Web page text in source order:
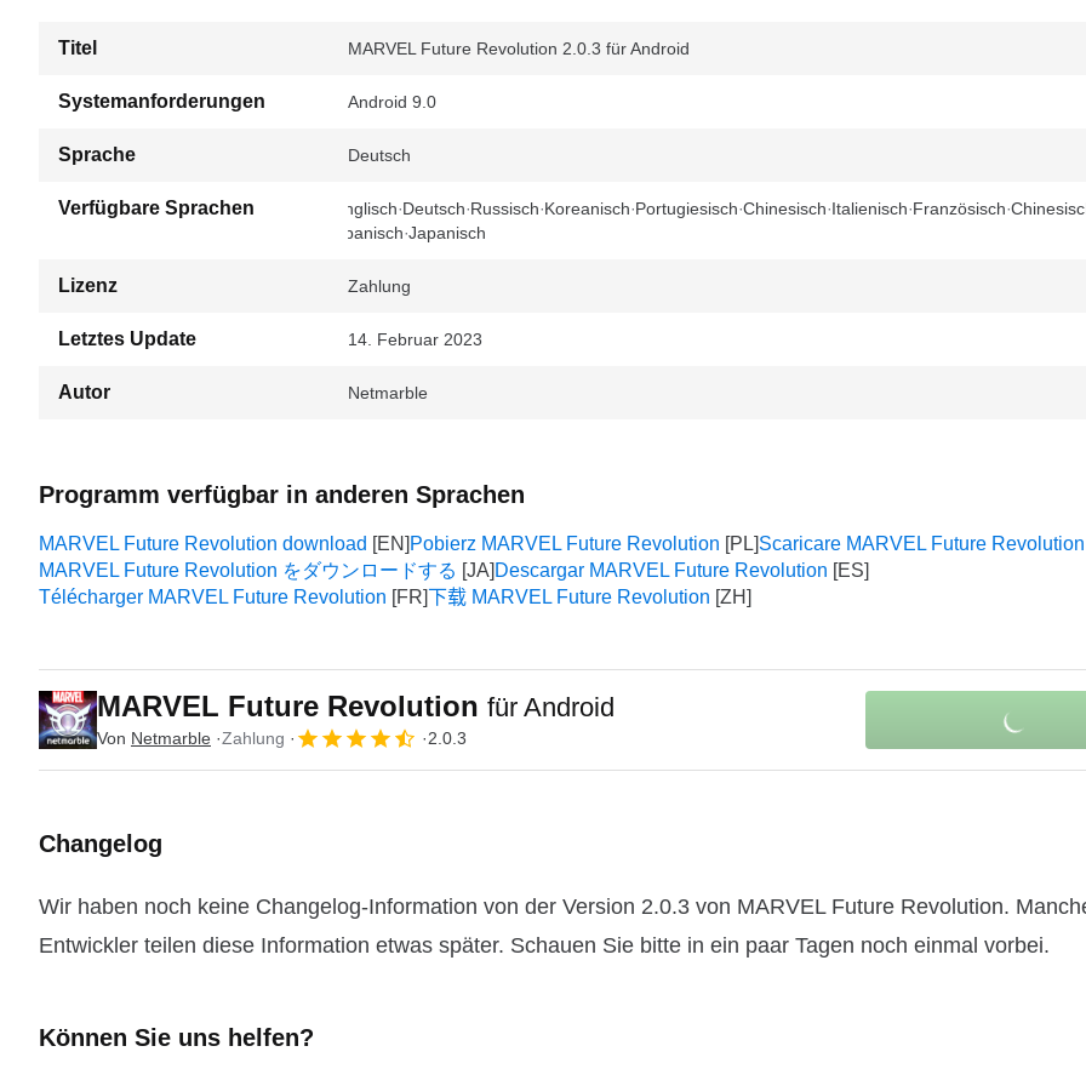
Titel MARVEL Future Revolution 2.0.3 für Android
Systemanforderungen Android 9.0
Sprache Deutsch
Verfügbare Sprachen Englisch Deutsch Russisch Koreanisch Portugiesisch Chinesisch Italienisch Französisch
Spanisch Japanisch
Lizenz Zahlung
Letztes Update 14. Februar 2023
Autor Netmarble
Programm verfügbar in anderen Sprachen
MARVEL Future Revolution download Pobierz MARVEL Future Revolution
Scaricare MARVEL Future Revolution
MARVEL Future Revolution をダウンロードする
Descargar MARVEL Future Revolution
Télécharger MARVEL Future Revolution
下载 MARVEL Future Revolution
MARVEL Future Revolution für Android
Von Netmarble Zahlung 2.0.3
Changelog
Wir haben noch keine Changelog-Information von der Version 2.0.3 von MARVEL Future Revolution.
Entwickler teilen diese Information etwas später. Schauen Sie bitte in ein paar Tagen noch einmal vorbei.
Können Sie uns helfen?